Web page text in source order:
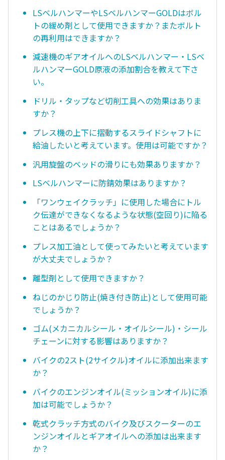
LSベルハンマーやLSベルハンマーGOLDはボル
トの緩め剤として使用できますか？またボルト
の再利用はできますか？
減速機のギアオイルへのLSベルハンマー・LSベ
ルハンマーGOLD原液の添加割合を教えて下さ
い。
ドリル・タップなど切削工具への効果はありま
すか？
プレス機の上下に摺動するスライドシャフトに
給油したいと考えています。使用は可能ですか？
汎用旋盤のベッドの滑りにも効果ありますか？
LSベルハンマーに防錆効果はありますか？
「ワンウェイクラッチ」に使用した場合にトル
ク伝達ができなくなるような状態(空回り)に陥る
ことはあるでしょうか？
プレス加工油として使ってみたいと考えています
が大丈夫でしょうか？
離型剤として使用できますか？
ねじのかじり防止(焼き付き防止)として使用可能
でしょうか？
ゴム(メカニカルシール・オイルシール)・シール
チェーンに対する影響はありますか？
バイクの2スト(2サイクル)オイルに添加出来ます
か？
バイクのエンジンオイル(ミッションオイル)に添
加は可能でしょうか？
乾式クラッチ方式のバイク及びスクーターのエ
ンジンオイルとギアオイルへの添加は出来ます
か？